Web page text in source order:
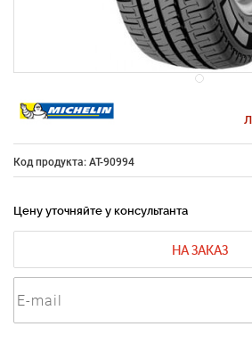
Код продукта: AT-90994
Цену уточняйте у консультанта
НА ЗАКАЗ